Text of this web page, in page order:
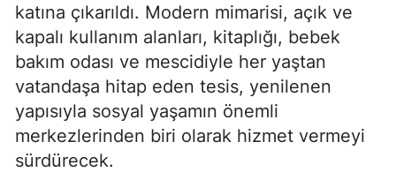
katına çıkarıldı. Modern mimarisi, açık ve
kapalı kullanım alanları, kitaplığı, bebek
bakım odası ve mescidiyle her yaştan
vatandaşa hitap eden tesis, yenilenen
yapısıyla sosyal yaşamın önemli
merkezlerinden biri olarak hizmet vermeyi
sürdürecek.